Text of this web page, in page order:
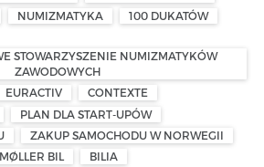
NUMIZMATYKA
100 DUKATÓW
STOWARZYSZENIE NUMIZMATYKÓW
ZAWODOWYCH
EURACTIV
CONTEXTE
PLAN DLA START-UPÓW
ZAKUP SAMOCHODU W NORWEGII
MØLLER BIL
BILIA